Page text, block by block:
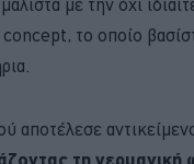
το οποίο
αποτέλεσε
τη γερμανική